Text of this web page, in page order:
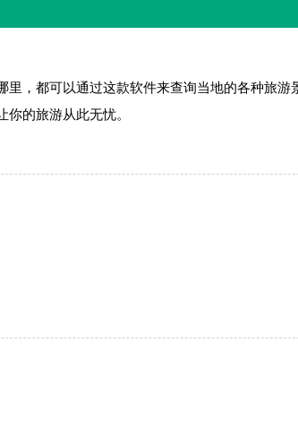
，都可以通过这款软件来查询当地的各种旅游
的旅游从此无忧。